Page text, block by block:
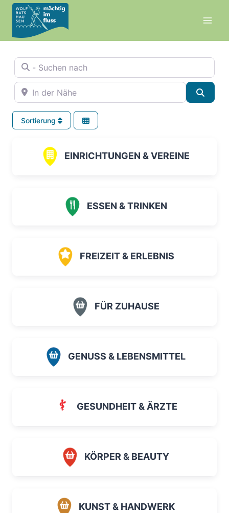
Zum
Inhalt
springen
- Suchen nach
In der Nähe
Sortierung
EINRICHTUNGEN & VEREINE
ESSEN & TRINKEN
FREIZEIT & ERLEBNIS
FÜR ZUHAUSE
GENUSS & LEBENSMITTEL
GESUNDHEIT & ÄRZTE
KÖRPER & BEAUTY
KUNST & HANDWERK